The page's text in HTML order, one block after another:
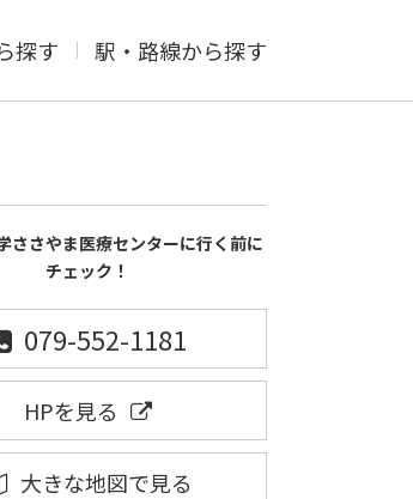
探す 駅・路線から探す
ささやま医療センターに行く前に
チェック！
079-552-1181
HPを見る
大きな地図で見る